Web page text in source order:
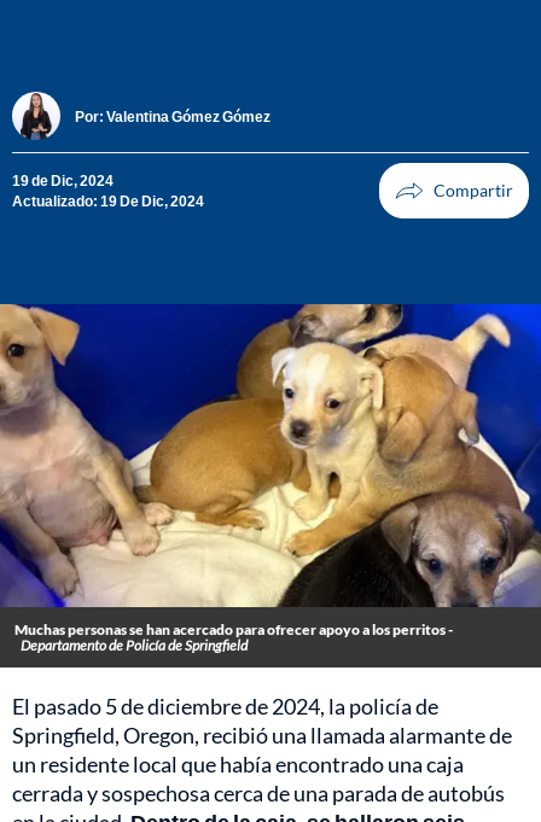
Por: Valentina Gómez Gómez
19 de Dic, 2024
Actualizado: 19 De Dic, 2024
Muchas personas se han acercado para ofrecer apoyo a los perritos -
Departamento de Policía de Springfield
El pasado 5 de diciembre de 2024, la policía de
Springfield, Oregon, recibió una llamada alarmante de
un residente local que había encontrado una caja
cerrada y sospechosa cerca de una parada de autobús